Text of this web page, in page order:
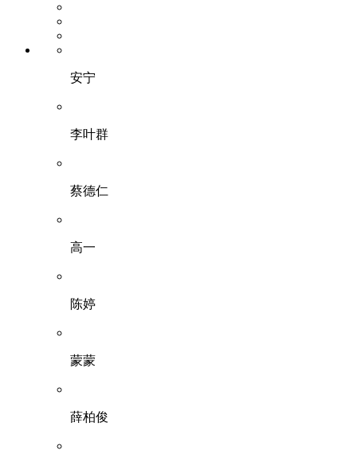
安宁
李叶群
蔡德仁
高一
陈婷
蒙蒙
薛柏俊